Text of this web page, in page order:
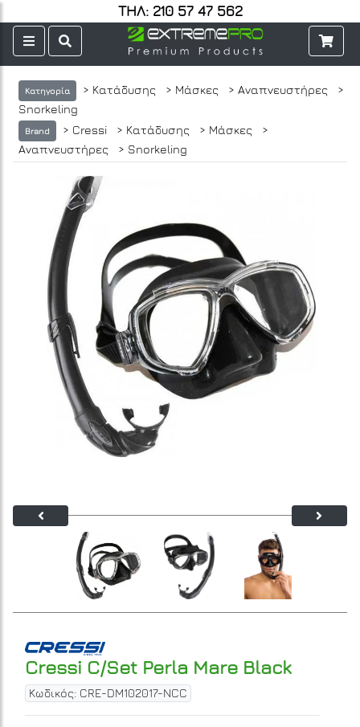
ΤΗΛ: 210 57 47 562
Κατηγορία > Κατάδυσης > Μάσκες > Αναπνευστήρες
>
Snorkeling
Brand > Cressi > Κατάδυσης > Μάσκες
>
Αναπνευστήρες
> Snorkeling
Cressi C/Set Perla Mare Black
Κωδικός: CRE-DM102017-NCC